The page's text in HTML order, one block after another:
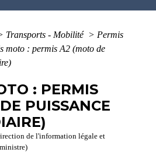
Transports - Mobilité > Permis
moto : permis A2 (moto de
: PERMIS
PUISSANCE
de l'information légale et